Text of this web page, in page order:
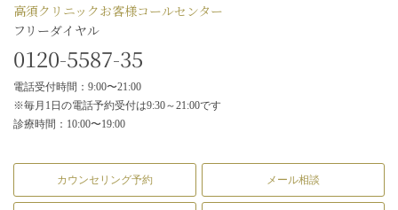
高須クリニックお客様コールセンター
フリーダイヤル
0120-5587-35
電話受付時間：9:00〜21:00
※毎月1日の電話予約受付は9:30～21:00です
診療時間：10:00〜19:00
カウンセリング予約 メール相談